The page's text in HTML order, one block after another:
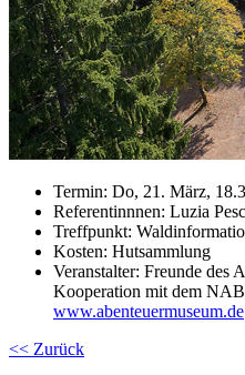
Termin: Do, 21. März,
Referentinnnen: Luzia
Treffpunkt:
Kosten: Hutsammlung
Veranstalter: Freunde des
Kooperation mit dem
www.abenteuermuseum.de
<< Zurück